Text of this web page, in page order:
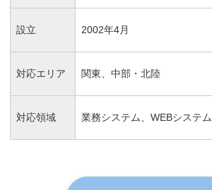
設立 2002年4月
対応エリア 関東、中部・北陸
対応領域 業務システム、WEBシステム